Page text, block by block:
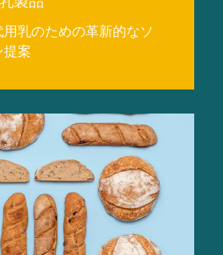
乳のための革新的なソ
提案